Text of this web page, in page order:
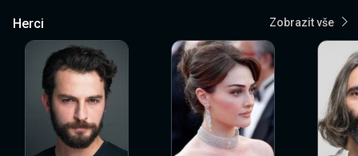
Herci Zobrazit vše